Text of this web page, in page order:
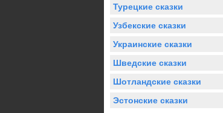
Турецкие сказки
Узбекские сказки
Украинские сказки
Шведские сказки
Шотландские сказки
Эстонские сказки